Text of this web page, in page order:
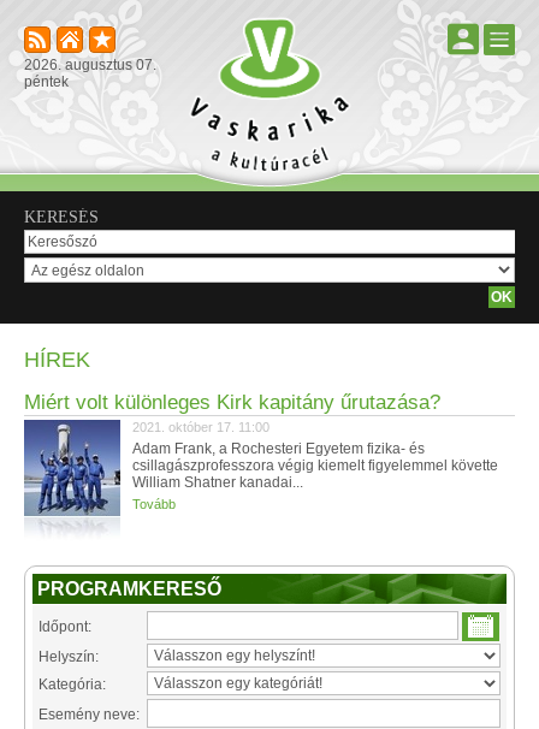
2026. augusztus 07.
péntek
KERESÉS
HÍREK
Miért volt különleges Kirk kapitány űrutazása?
2021. október 17. 11:00
Adam Frank, a Rochesteri Egyetem fizika- és
csillagászprofesszora végig kiemelt figyelemmel követte
William Shatner kanadai...
Tovább
PROGRAMKERESŐ
Időpont:
Helyszín:
Kategória:
Esemény neve: